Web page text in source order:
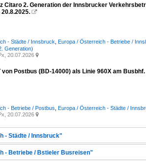
Citaro 2. Generation der Innsbrucker

- Städte / Innsbruck Europa / Österreich - Betriebe /
Generation)
20.07.2026 
von Postbus (BD-14000) als Linie 960X am
- Betriebe / Postbus Europa / Österreich - Städte /
20.07.2026 
- Städte / Innsbruck"
- Betriebe / Bstieler Busreisen"